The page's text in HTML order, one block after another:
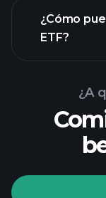
¿Cómo
ETF?
¿A